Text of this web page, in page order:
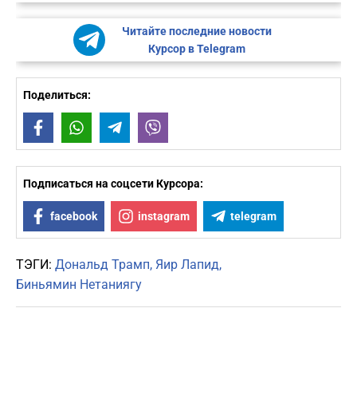
Читайте последние новости
Курсор в Telegram
Поделиться:
FacebookWhatsAppTelegram
Подписаться на соцсети Курсора:
facebook instagram telegram
ТЭГИ: Дональд Трамп Яир Лапид
Биньямин Нетаниягу